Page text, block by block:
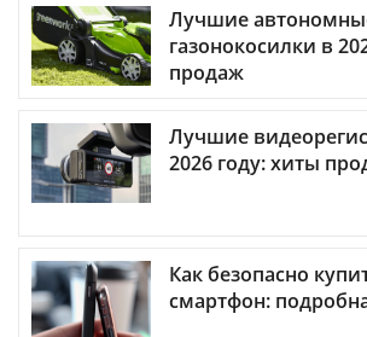
Лучшие
газонокосилки в
продаж
Лучшие
2026 году: хиты
Как безопасно
смартфон: